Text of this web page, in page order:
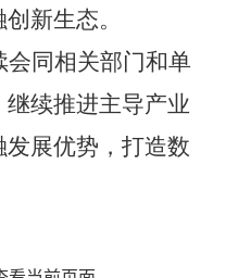
新生态。
会同相关部门和单
续推进主导产业
展优势，打造数